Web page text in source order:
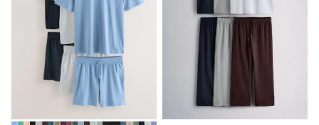
Sunset Styles
Occasionwear
Sets & Outfits
Linen Collection
Tops & T-Shirts
Polo Shirts
Swimwear
Shorts